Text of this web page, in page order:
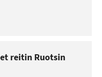
reitin Ruotsin